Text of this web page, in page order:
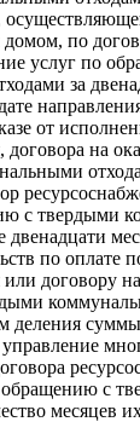
по
услуг по
за
от
договора на
с твердыми
двенадцати
по оплате
договору
деления
обращению с
месяцев